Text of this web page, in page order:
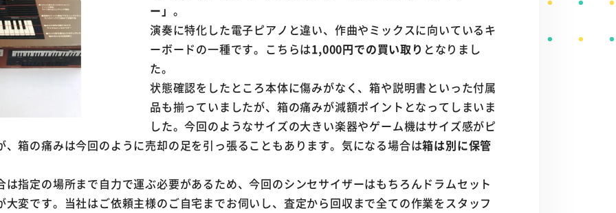
ー」 。
演奏に特化した電子ピアノと違い、作曲やミックスに向いているキ
ーボードの一種です。こちらは1,000円での買い取り となりまし
た。
状態確認をしたところ本体に傷みがなく、箱や説明書といった付属
品も揃っていましたが、箱の痛みが減額ポイントとなってしまいま
した。今回のようなサイズの大きい楽器やゲーム機はサイズ感がピ
箱の痛みは今回のように売却の足を引っ張ることもあります。気になる場合は箱は別に保管
指定の場所まで自力で運ぶ必要があるため、今回のシンセサイザーはもちろんドラムセット
変です。当社はご依頼主様のご自宅までお伺いし、査定から回収まで全ての作業をスタッフ